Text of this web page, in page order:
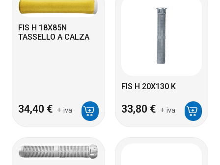
FIS H 18X85N
TASSELLO A CALZA
34,40 € + iva
FIS H 20X130 K
33,80 € + iva